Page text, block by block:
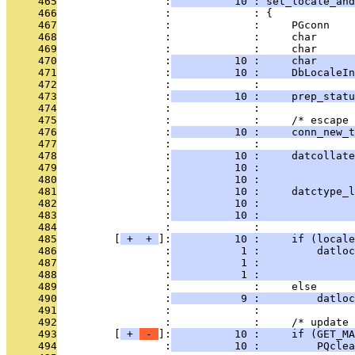
     466
                 :             : {
     467
:             :     PGconn
     468
:             :     char
     469
:             :     char
     470
                 :
10 :     char
     471
                 :
10 :
     472
                 :             :
     473
                 :
10 :
     474
                 :             :
     475
:             :     /*
     476
                 :
10 :
     477
                 :             :
     478
                 :
10 :
     479
                 :
10 :
     480
                 :
10 :
     481
                 :
10 :
     482
                 :
10 :
     483
                 :
10 :
     484
                 :             :
     485
+ + ]:
10 :     if
     486
                 :
1 :
     487
                 :
1 :
     488
                 :
1 :
     489
                 :             :     else
     490
                 :
9 :
     491
                 :             :
     492
:             :     /* update
     493
+ - ]:
10 :     if
     494
                 :
10 :